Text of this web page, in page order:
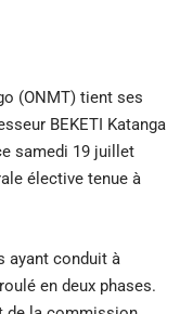
(ONMT) tient ses
BEKETI Katanga
samedi 19 juillet
élective tenue à
ayant conduit à
en deux phases.